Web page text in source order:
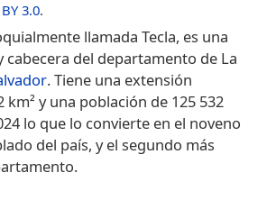
BY 3.0.
llamada Tecla, es una
cabecera del departamento de La
. Tiene una extensión
y una población de 125 532
lo que lo convierte en el noveno
del país, y el segundo más